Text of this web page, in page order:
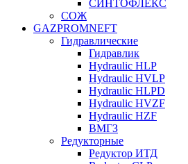
СИНТОФЛЕКС
СОЖ
GAZPROMNEFT
Гидравлические
Гидравлик
Hydraulic HLP
Hydraulic HVLP
Hydraulic HLPD
Hydraulic HVZF
Hydraulic HZF
ВМГЗ
Редукторные
Редуктор ИТД